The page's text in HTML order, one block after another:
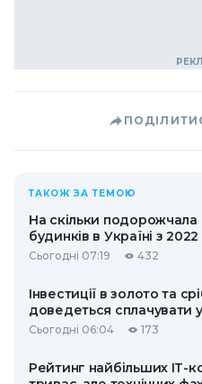
ТАКОЖ ЗА ТЕМОЮ
На скільки
будинків в Україні з
Сьогодні 07:19 432
Інвестиції в золото та
доведеться сплачувати
Сьогодні 06:04 173
Рейтинг найбільших ІТ-